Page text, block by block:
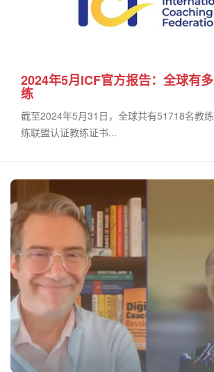
2024年5月ICF官方报告：全球有
练
截至2024年5月31日，全球共有51718名教
练联盟认证教练证书...